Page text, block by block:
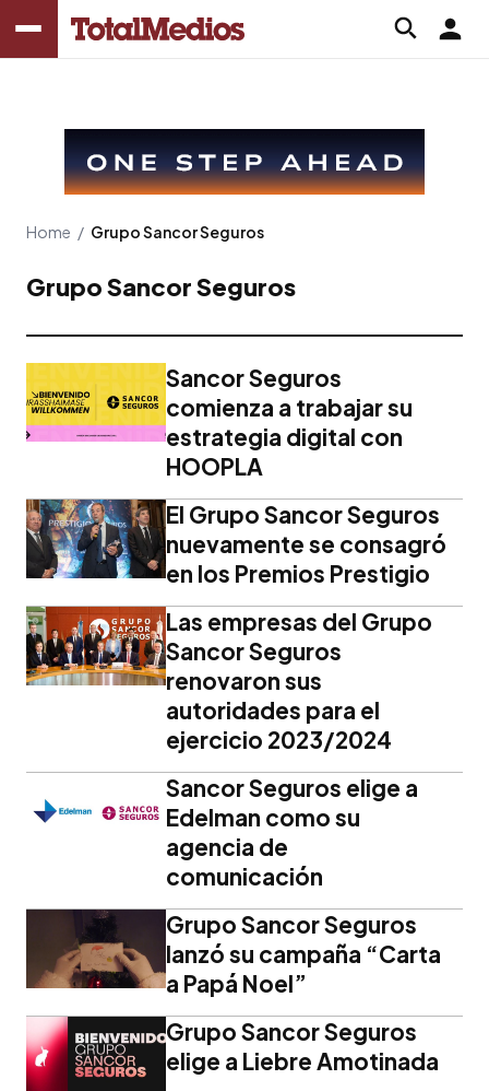
Home / Grupo Sancor Seguros
Grupo Sancor Seguros
Sancor Seguros
comienza a trabajar su
estrategia digital con
HOOPLA
El Grupo Sancor Seguros
nuevamente se consagró
en los Premios Prestigio
Las empresas del Grupo
Sancor Seguros
renovaron sus
autoridades para el
ejercicio 2023/2024
Sancor Seguros elige a
Edelman como su
agencia de
comunicación
Grupo Sancor Seguros
lanzó su campaña “Carta
a Papá Noel”
Grupo Sancor Seguros
elige a Liebre Amotinada